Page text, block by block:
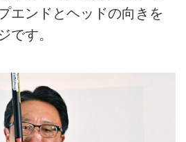
エンドとヘッドの向きを
です。